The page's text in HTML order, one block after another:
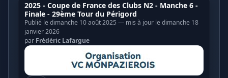
2025 - Coupe de France des Clubs N2 - Manche 6 -
Finale - 29ème Tour du Périgord
Publié le dimanche 10 août 2025 — mis à jour le dimanche 18
janvier 2026
par Frédéric Lafargue